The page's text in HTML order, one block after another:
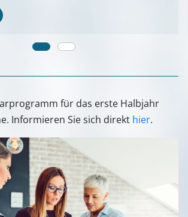
für das erste Halbjahr
Informieren Sie sich direkt hier.